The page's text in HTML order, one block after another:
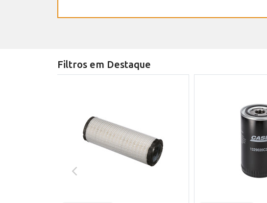
Filtros em Destaque